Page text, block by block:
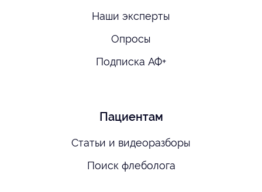
Наши эксперты
Опросы
Подписка АФ+
Пациентам
Статьи и видеоразборы
Поиск флеболога